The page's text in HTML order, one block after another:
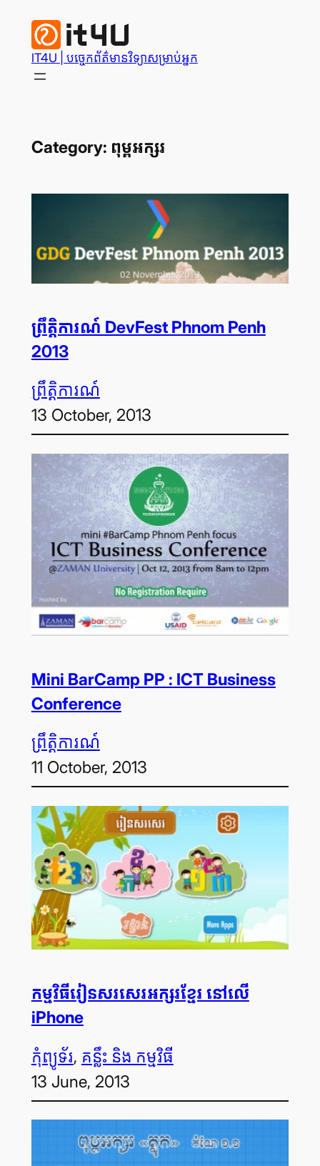
contentIT4U | បច្ចេក​ព័ត៌មានវិទ្យា​សម្រាប់​អ្នក
Category: ពុម្ព​អក្សរ
ព្រឹត្តិការណ៍ DevFest Phnom Penh
2013
ព្រឹត្តិការណ៍
13 October, 2013
Mini BarCamp PP : ICT Business
Conference
ព្រឹត្តិការណ៍
11 October, 2013
កម្មវិធី​រៀន​សរសេរ​អក្សរ​ខ្មែរ នៅ​លើ
iPhone
កុំព្យូទ័រ, គន្លឹះ និង កម្មវិធី
13 June, 2013